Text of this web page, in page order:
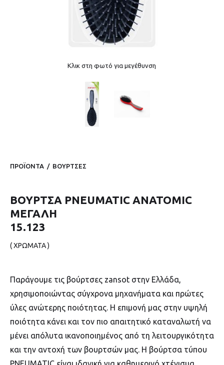
Κλικ στη φωτό για μεγέθυνση
ΠΡΟΪΟΝΤΑ / ΒΟΥΡΤΣΕΣ
ΒΟΥΡΤΣΑ PNEUMATIC ΑΝΑΤΟMIC
ΜΕΓΑΛΗ
15.123
( ΧΡΩΜΑΤΑ )
Παράγουμε τις βούρτσες zansot στην Ελλάδα,
χρησιμοποιώντας σύγχρονα μηχανήματα και πρώτες
ύλες ανώτερης ποιότητας. Η επιμονή μας στην υψηλή
ποιότητα κάνει και τον πιο απαιτητικό καταναλωτή να
μένει απόλυτα ικανοποιημένος από τη λειτουργικότητα
και την αντοχή των βουρτσών μας. Η βούρτσα τύπου